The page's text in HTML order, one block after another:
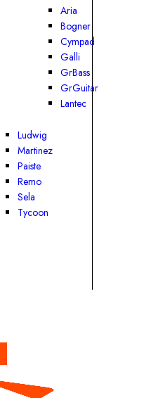
Aria
Bogner
Cympad
Galli
GrBass
GrGuitar
Lantec
Ludwig
Martinez
Paiste
Remo
Sela
Tycoon